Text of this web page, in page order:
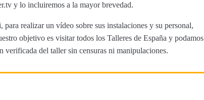
y lo incluiremos a la mayor brevedad.
realizar un vídeo sobre sus instalaciones y su personal,
objetivo es visitar todos los Talleres de España y podamos
verificada del taller sin censuras ni manipulaciones.